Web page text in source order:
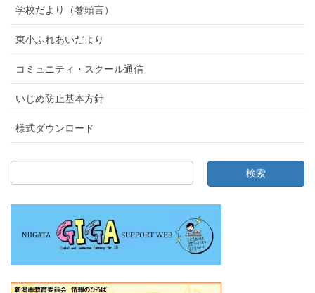
学校だより（巻頭言）
東小ふれあいだより
コミュニティ・スクール通信
いじめ防止基本方針
様式ダウンロード